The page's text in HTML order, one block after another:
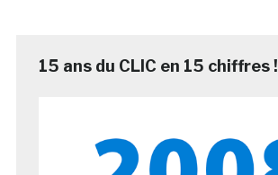
15 ans du CLIC en 15 chiffres !